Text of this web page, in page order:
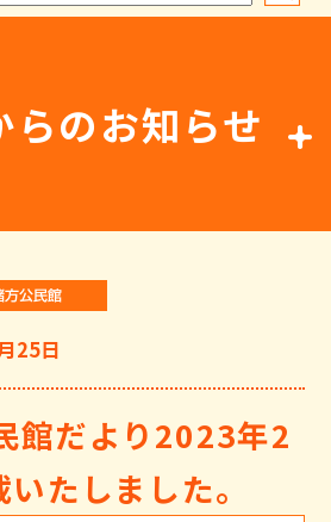
らのお知らせ
25日
館だより2023年2
たしました。